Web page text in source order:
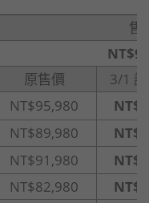
售
原售價
3/1
NT$95,980
NT$89,980
NT$91,980
NT$82,980